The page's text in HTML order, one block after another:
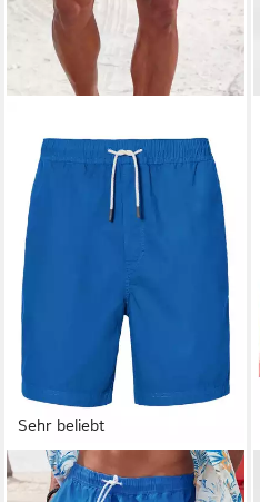
Sehr beliebt
JOHN DEVIN
Shorts - Sommershorts,